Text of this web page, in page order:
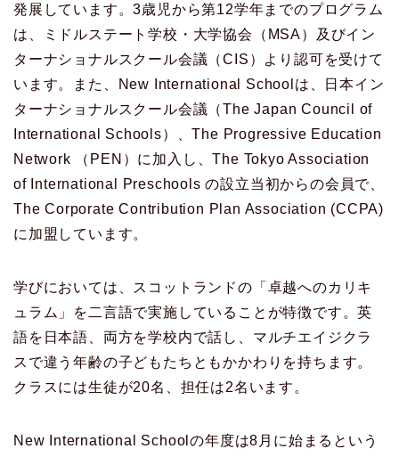
発展しています。3歳児から第12学年までのプログラム
は、ミドルステート学校・大学協会（MSA）及びイン
ターナショナルスクール会議（CIS）より認可を受けて
います。また、New International Schoolは、日本イン
ターナショナルスクール会議（The Japan Council of
International Schools）、The Progressive Education
Network （PEN）に加入し、The Tokyo Association
of International Preschools の設立当初からの会員で、
The Corporate Contribution Plan Association (CCPA)
に加盟しています。
学びにおいては、スコットランドの「卓越へのカリキ
ュラム」を二言語で実施していることが特徴です。英
語を日本語、両方を学校内で話し、マルチエイジクラ
スで違う年齢の子どもたちともかかわりを持ちます。
クラスには生徒が20名、担任は2名います。
New International Schoolの年度は8月に始まるという